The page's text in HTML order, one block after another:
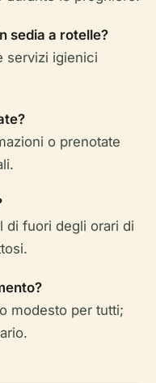
sedia a rotelle?
servizi igienici
o prenotate
di fuori degli orari di
modesto per tutti;